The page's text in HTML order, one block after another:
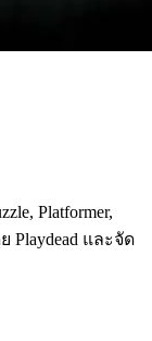
Platformer,
Playdead และจัด